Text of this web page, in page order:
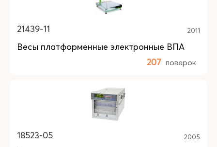
21439-11 2011
Весы платформенные электронные ВПА
207 поверок
18523-05 2005